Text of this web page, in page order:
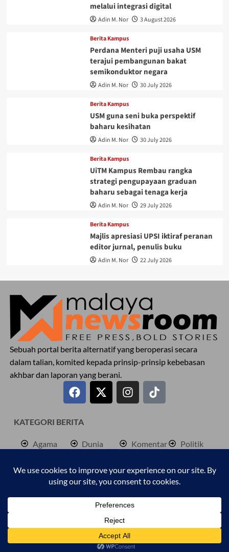
melalui integrasi digital
Adin M. Nor 3 August 2026
Berita Kampus
Perdana Menteri puji usaha USM
terajui pembangunan bakat
semikonduktor negara
Adin M. Nor 30 July 2026
Berita Kampus
USM guna seni buka perspektif
baharu kesihatan
Adin M. Nor 30 July 2026
Berita Kampus
UiTM Kampus Rembau rangka
strategi pengupayaan graduan
baharu sebagai tenaga kerja
Adin M. Nor 29 July 2026
Berita Kampus
Majlis apresiasi UPSI iktiraf peranan
editor jurnal, penulis buku
Adin M. Nor 22 July 2026
Sebuah portal berita alternatif yang beroperasi secara
dalam talian, komited kepada prinsip-prinsip kebebasan
akhbar dan laporan yang berani.
KATEGORI BERITA
Agama
Berita
Bisnes
Dunia
Jenayah
Kembara
Komentar
Palestine
Pendidkan
Politik
Sukan
Copyright © 2025 Malaya Newsroom